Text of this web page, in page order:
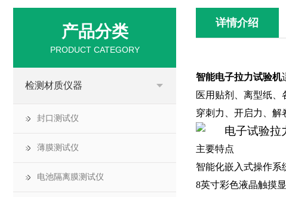
详情介绍
智能电子拉力试验机
医用贴剂、离型纸、
穿刺力、开启力、解
主要特点
智能化嵌入式操作系
8英寸彩色液晶触摸
产品分类
PRODUCT CATEGORY
检测材质仪器
封口测试仪
薄膜测试仪
电池隔离膜测试仪